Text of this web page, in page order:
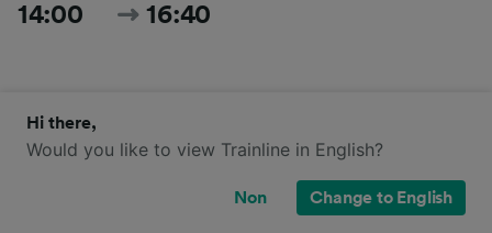
14:00 16:40
2 h 40 min,direct
Hi there,
Would you like to view Trainline in English?
Non Change to English